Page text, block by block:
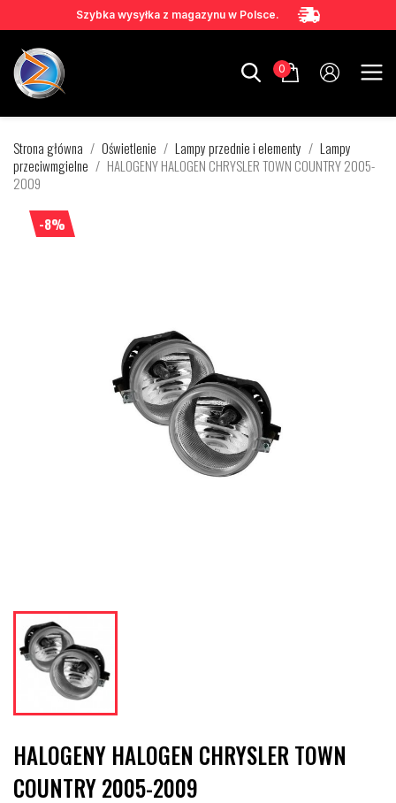
Szybka wysyłka z magazynu w Polsce.
0
Strona główna Oświetlenie Lampy przednie i elementy
Lampy
przeciwmgielne
HALOGENY HALOGEN CHRYSLER TOWN COUNTRY 2005-
2009
-8%
HALOGENY HALOGEN CHRYSLER TOWN
COUNTRY 2005-2009